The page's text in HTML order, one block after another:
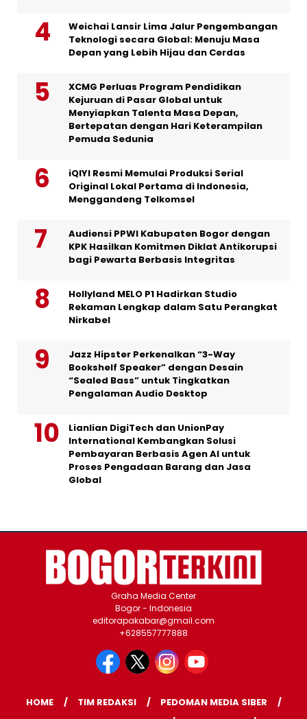
Weichai Lansir Lima Jalur Pengembangan
Teknologi secara Global: Menuju Masa
Depan yang Lebih Hijau dan Cerdas
XCMG Perluas Program Pendidikan
Kejuruan di Pasar Global untuk
Menyiapkan Talenta Masa Depan,
Bertepatan dengan Hari Keterampilan
Pemuda Sedunia
iQIYI Resmi Memulai Produksi Serial
Original Lokal Pertama di Indonesia,
Menggandeng Telkomsel
Audiensi PPWI Kabupaten Bogor dengan
KPK Hasilkan Komitmen Diklat Antikorupsi
bagi Pewarta Berbasis Integritas
Hollyland MELO P1 Hadirkan Studio
Rekaman Lengkap dalam Satu Perangkat
Nirkabel
Jazz Hipster Perkenalkan “3-Way
Bookshelf Speaker” dengan Desain
“Sealed Bass” untuk Tingkatkan
Pengalaman Audio Desktop
Lianlian DigiTech dan UnionPay
International Kembangkan Solusi
Pembayaran Berbasis Agen AI untuk
Proses Pengadaan Barang dan Jasa
Global
Graha Media Center
Bogor - Indonesia
editorapakabar@gmail.com
+628557777888
HOME TIM REDAKSI
PEDOMAN MEDIA SIBER